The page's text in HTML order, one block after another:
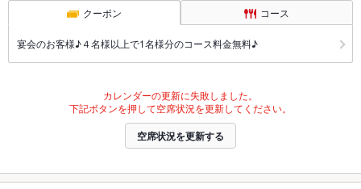
クーポン コース
宴会のお客様♪４名様以上で1名様分のコース料金無料♪
カレンダーの更新に失敗しました。
下記ボタンを押して空席状況を更新してください。
空席状況を更新する